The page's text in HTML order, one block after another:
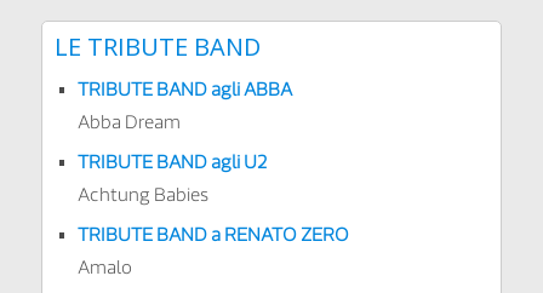
LE TRIBUTE BAND
TRIBUTE BAND agli ABBA
Abba Dream
TRIBUTE BAND agli U2
Achtung Babies
TRIBUTE BAND a RENATO ZERO
Amalo